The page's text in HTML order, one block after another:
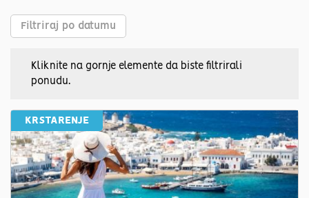
Filtriraj po datumu
Kliknite na gornje elemente da biste filtrirali
ponudu.
KRSTARENJE